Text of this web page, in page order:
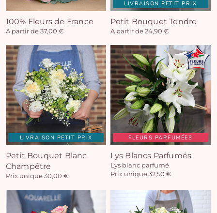
100% Fleurs de France
A partir de 37,00 €
LIVRAISON PETIT PRIX
Petit Bouquet Tendre
A partir de 24,90 €
LIVRAISON PETIT PRIX
Petit Bouquet Blanc
Champêtre
Prix unique 30,00 €
FLEURS PARFUMÉES
Lys Blancs Parfumés
Lys blanc parfumé
Prix unique 32,50 €